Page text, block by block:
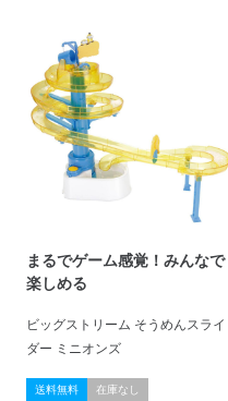
まるでゲーム感覚！みんなで
楽しめる
ビッグストリーム そうめんスライ
ダー ミニオンズ
送料無料 在庫なし